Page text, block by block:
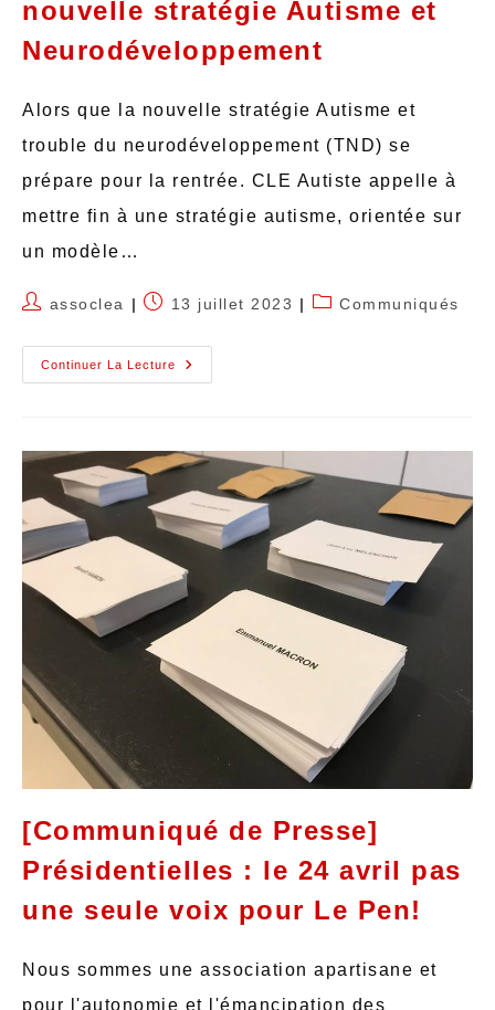
nouvelle stratégie Autisme et
Neurodéveloppement
Alors que la nouvelle stratégie Autisme et
trouble du neurodéveloppement (TND) se
prépare pour la rentrée. CLE Autiste appelle à
mettre fin à une stratégie autisme, orientée sur
un modèle…
assoclea 13 juillet 2023 Communiqués
Continuer La Lecture
[Communiqué de Presse]
Présidentielles : le 24 avril pas
une seule voix pour Le Pen!
Nous sommes une association apartisane et
pour l'autonomie et l'émancipation des